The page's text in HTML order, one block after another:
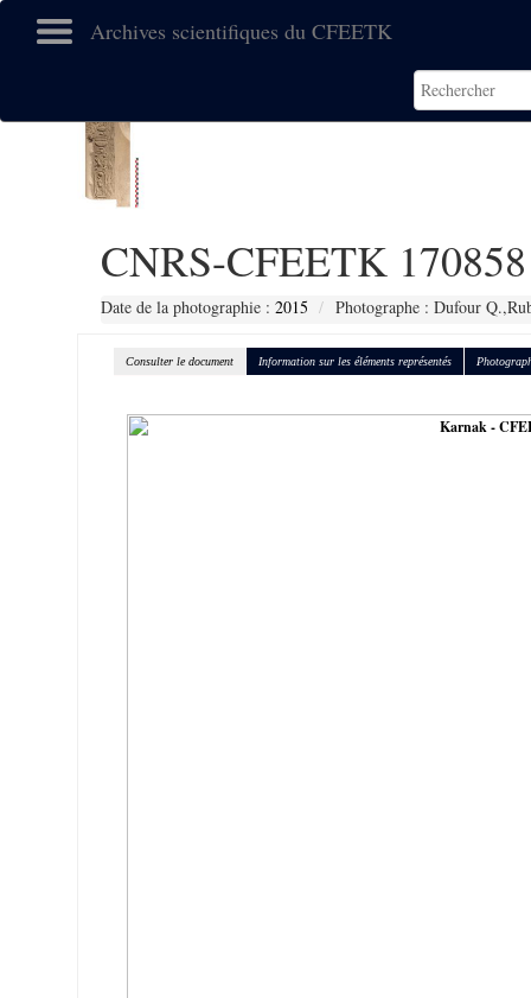
Archives scientifiques du CFEETK
CNRS-CFEETK 170858
Date de la photographie : 2015 Photographe : Dufour
Consulter le document Information sur les éléments représentés